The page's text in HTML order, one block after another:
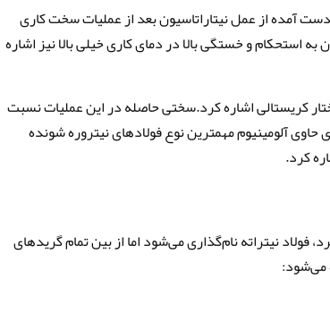
سطحی بدست آمده از عمل نیتاراتاسیون بعد از عملیات سخت کاری
و خستگی بالا در دمای کاری خیلی بالا نیز اشاره
کریستالی اشاره کرد.سختی حاصله در این عملیات نسبت
آلومینیوم مهمترین نوع فولادهای نیتروره شونده
کرد.
فولاد نیتراته نام‌گذاری می‌شود اما از بین تمام گرید‌های
می‌شود: